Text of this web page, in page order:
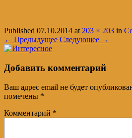
Published 07.10.2014 at203 × 203 in
← Предыдущее Следующее →
Добавить комментарий
Ваш адрес email не будет
помечены *
Комментарий *